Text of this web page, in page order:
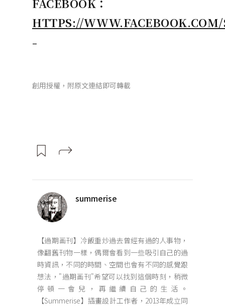
FACEBOOK ：
HTTPS://
–
創用授權，附原文連結即可轉載
summerise
【過期画刊】冷飯重炒過去曾經有過的人事物，
像翻舊刊物一樣，偶爾會看到一些吸引自己的過
時資訊，不同的時間、空間也會有不同的感覺跟
想法，"過期画刊"希望可以找到這個時刻，稍微
停頓一會兒，再繼續自己的生活。
【Summerise】插畫設計工作者，2013年成立同